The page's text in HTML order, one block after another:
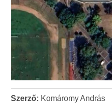
Szerző: Komáromy András